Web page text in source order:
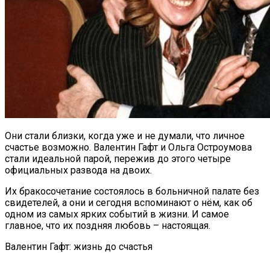
Они стали близки, когда уже и не думали, что личное
счастье возможно. Валентин Гафт и Ольга Остроумова
стали идеальной парой, пережив до этого четыре
официальных развода на двоих.
Их бракосочетание состоялось в больничной палате без
свидетелей, а они и сегодня вспоминают о нём, как об
одном из самых ярких событий в жизни. И самое
главное, что их поздняя любовь – настоящая.
Валентин Гафт: жизнь до счастья